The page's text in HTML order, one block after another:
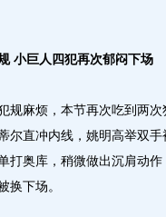
小巨人四犯再次郁闷下场
麻烦，本节再次吃到两次
尔直冲内线，姚明高举双
打奥库，稍微做出沉肩动作
换下场。